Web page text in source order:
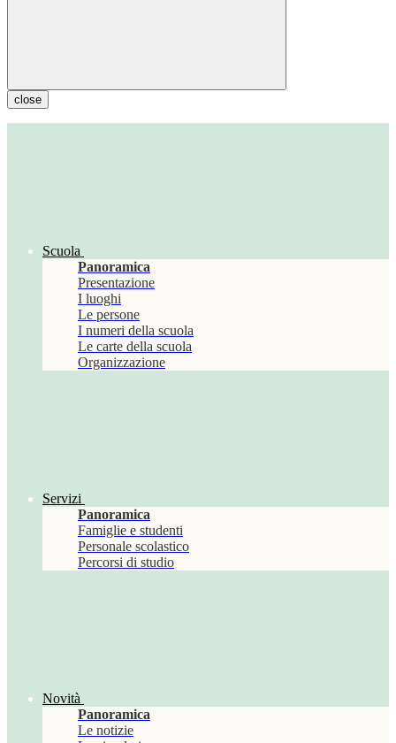
close
Scuola
Panoramica
Presentazione
I luoghi
Le persone
I numeri della scuola
Le carte della scuola
Organizzazione
Servizi
Panoramica
Famiglie e studenti
Personale scolastico
Percorsi di studio
Novità
Panoramica
Le notizie